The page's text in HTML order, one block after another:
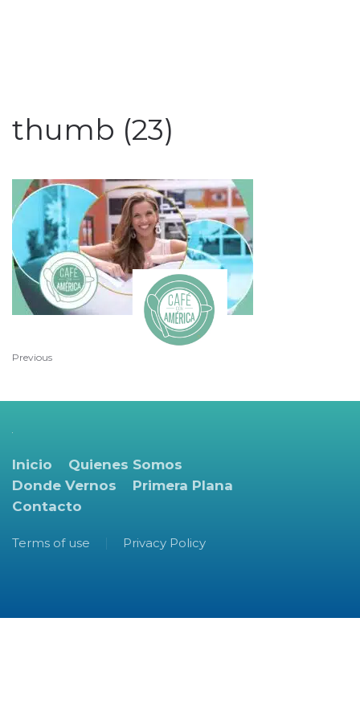
thumb (23)
Previous
Inicio
Quienes Somos
Donde Vernos
Primera Plana
Contacto
Terms of use Privacy Policy